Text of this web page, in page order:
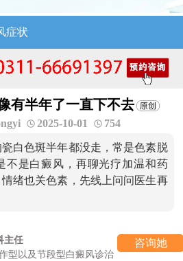
症状
有半年了一直下不去
2025-10-01 754
白色斑半年都没走，常是色素脱
不是白癜风，再聊光疗加温和药
绪也关色素，先线上问问医生再
任
以及节段型白癜风诊治
咨询她